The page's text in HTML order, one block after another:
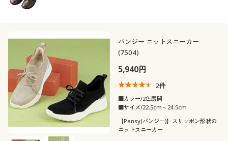
パンジー ニットスニーカー
(7504)
5,940円
2件
■カラー/2色展開
■サイズ/22.5cm～24.5cm
【Pansy(パンジー)】スリッポン形状の
ニットスニーカー